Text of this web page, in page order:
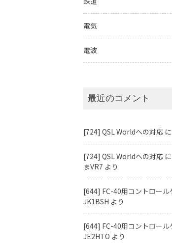
電気
電波
最近のコメント
[724] QSL Worldへの対応 に
[724] QSL Worldへの対応 に
まVR7 より
[644] FC-40用コントロール
JK1BSH より
[644] FC-40用コントロール
JE2HTO より